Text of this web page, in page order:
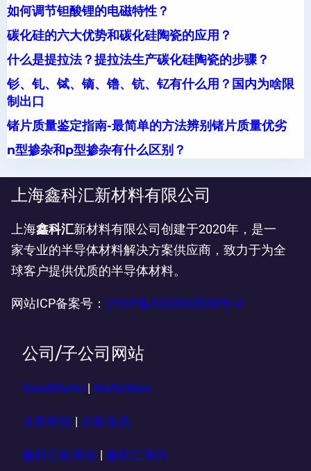
如何调节钽酸锂的电磁特性？
碳化硅的六大优势和碳化硅陶瓷的应用？
什么是提拉法？提拉法生产碳化硅陶瓷的步骤？
钐、钆、铽、镝、镥、钪、钇有什么用？国内为啥限
制出口
锗片质量鉴定指南-最简单的方法辨别锗片质量优劣
n型掺杂和p型掺杂有什么区别？
上海鑫科汇新材料有限公司
上海鑫科汇新材料有限公司创建于2020年，是一
家专业的半导体材料解决方案供应商，致力于为全
球客户提供优质的半导体材料。
网站ICP备案号： 沪ICP备2022022028号-4
公司/子公司网站
GoodWafer WaferMax
火影科技 火影金晶
鑫科汇欧美站 | 鑫科汇海外